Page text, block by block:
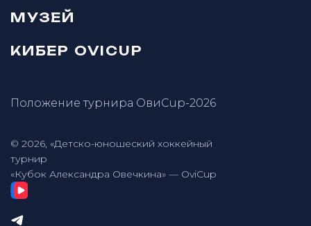
МУЗЕЙ
КИБЕР OVICUP
Положение турнира ОвиCup-2026
© 2026, «Детско-юношеский хоккейный
турнир
«Кубок Александра Овечкина» — OviCup